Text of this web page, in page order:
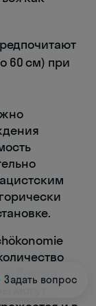
60 см) при
Долгие
могут
Задать вопрос